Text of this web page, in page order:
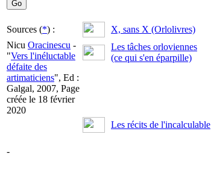
Sources (*) : X, sans X (Orlolivres)
Nicu Oracinescu -
"Vers l'inéluctable
défaite des
artimaticiens", Ed :
Galgal, 2007, Page
créée le 18 février
2020
-
Les tâches orloviennes
(ce qui s'en éparpille)
Les récits de l'incalculable